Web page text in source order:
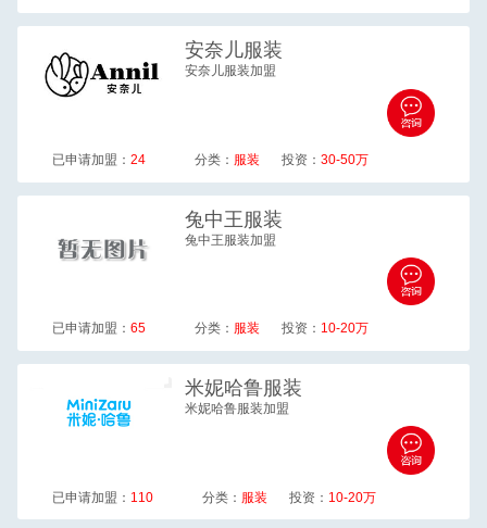
安奈儿服装
安奈儿服装加盟
已申请加盟： 24 分类： 服装 投资：30-50万
兔中王服装
兔中王服装加盟
已申请加盟： 65 分类： 服装 投资： 10-20万
米妮哈鲁服装
米妮哈鲁服装加盟
已申请加盟： 110 分类： 服装 投资： 10-20万